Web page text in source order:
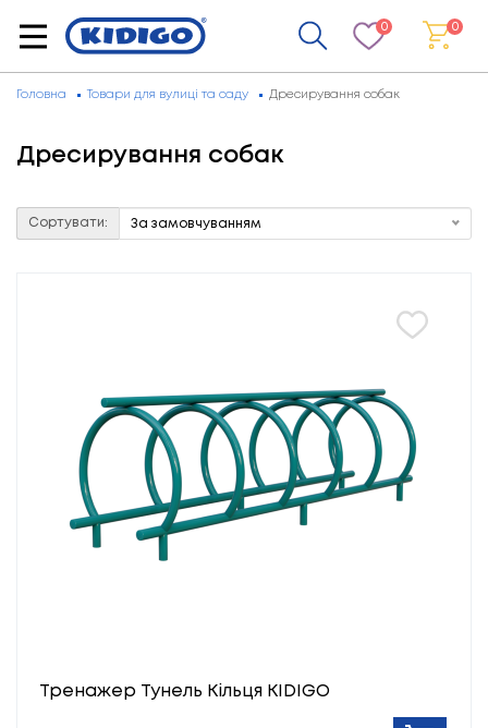
0 0
Головна Товари для вулиці та саду Дресирування собак
Дресирування собак
Сортувати: За замовчуванням
Тренажер Тунель Кільця KIDIGO